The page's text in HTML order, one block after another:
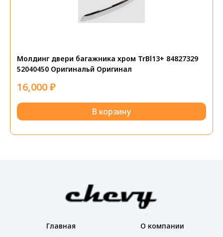
Молдинг двери багажника хром TrBl13+ 84827329
52040450 Оригинальй Оригинал
16,000₽
В корзину
Главная
О компании